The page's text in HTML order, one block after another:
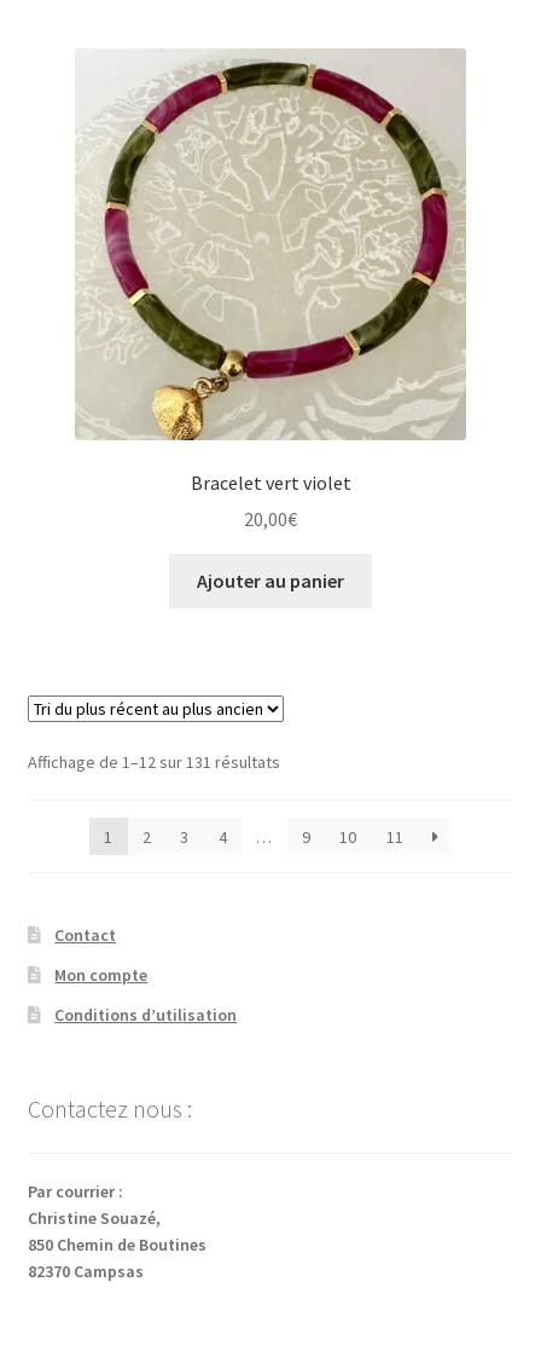
Bracelet vert violet
20,00€
Ajouter au panier
Affichage de 1–12 sur 131 résultatsTrié
récent
1 2 3 4 … 9 10 11
Contact
Mon compte
Conditions d’utilisation
Contactez nous :
Par courrier :
Christine Souazé,
850 Chemin de Boutines
82370 Campsas